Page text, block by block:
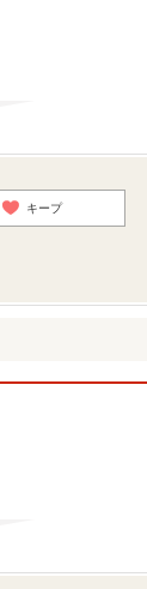
キープ